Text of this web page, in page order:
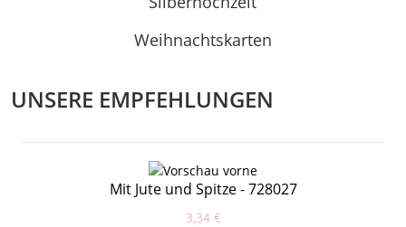
Weihnachtskarten
UNSERE EMPFEHLUNGEN
Mit Jute und Spitze - 728027
3,34 €